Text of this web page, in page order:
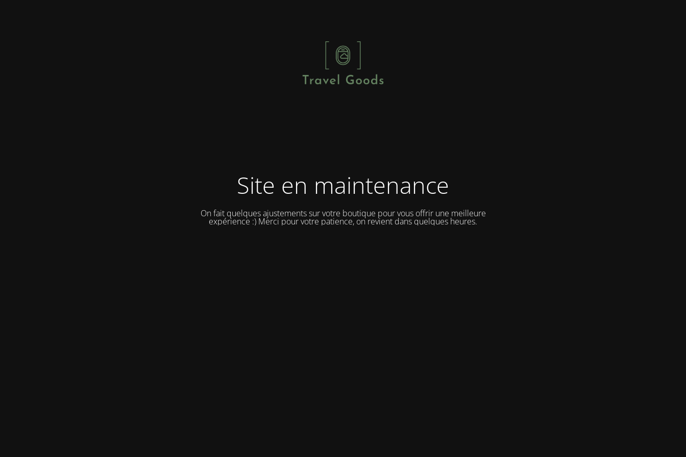
Site en maintenance
On fait quelques ajustements sur votre boutique pour vous offrir une meilleure
expérience :) Merci pour votre patience, on revient dans quelques heures.